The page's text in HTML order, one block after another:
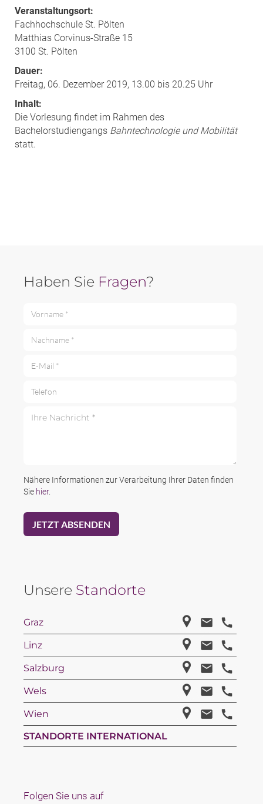
Veranstaltungsort:
Fachhochschule St. Pölten
Matthias Corvinus-Straße 15
3100 St. Pölten
Dauer:
Freitag, 06. Dezember 2019, 13.00 bis 20.25 Uhr
Inhalt:
Die Vorlesung findet im Rahmen des
Bachelorstudiengangs Bahntechnologie und Mobilität
statt.
Haben Sie Fragen?
Nähere Informationen zur Verarbeitung Ihrer Daten finden
Sie hier.
Unsere Standorte
Graz
Linz
Salzburg
Wels
Wien
STANDORTE INTERNATIONAL
Folgen Sie uns auf